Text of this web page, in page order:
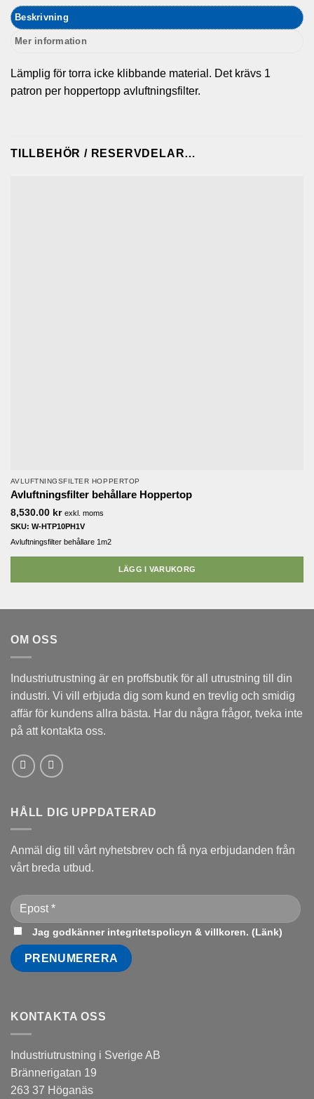
Beskrivning
Mer information
Lämplig för torra icke klibbande material. Det krävs 1
patron per hoppertopp avluftningsfilter.
TILLBEHÖR / RESERVDELAR…
AVLUFTNINGSFILTER HOPPERTOP
Avluftningsfilter behållare Hoppertop
8,530.00 kr exkl. moms
SKU: W-HTP10PH1V
Avluftningsfilter behållare 1m2
LÄGG I VARUKORG
OM OSS
Industriutrustning är en proffsbutik för all utrustning till din
industri. Vi vill erbjuda dig som kund en trevlig och smidig
affär för kundens allra bästa. Har du några frågor, tveka inte
på att kontakta oss.
HÅLL DIG UPPDATERAD
Anmäl dig till vårt nyhetsbrev och få nya erbjudanden från
vårt breda utbud.
Jag godkänner integritetspolicyn & villkoren. (Länk)
KONTAKTA OSS
Industriutrustning i Sverige AB
Brännerigatan 19
263 37 Höganäs